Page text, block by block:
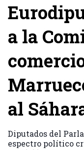
a la
al
Diputados del
espectro político